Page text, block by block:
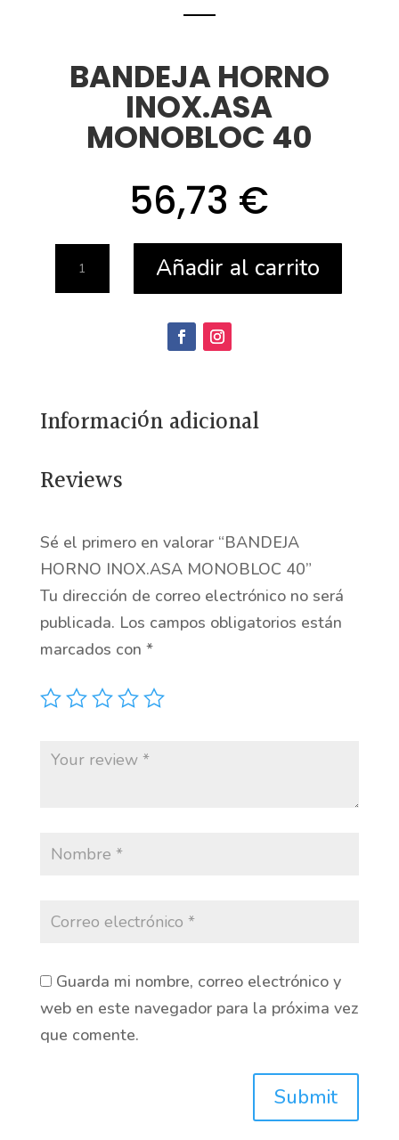
BANDEJA HORNO
INOX.ASA
MONOBLOC 40
56,73 €
Añadir al carrito
Información adicional
Reviews
Sé el primero en valorar “BANDEJA
HORNO INOX.ASA MONOBLOC 40”
Tu dirección de correo electrónico no será
publicada. Los campos obligatorios están
marcados con *
Guarda mi nombre, correo electrónico y
web en este navegador para la próxima vez
que comente.
Submit